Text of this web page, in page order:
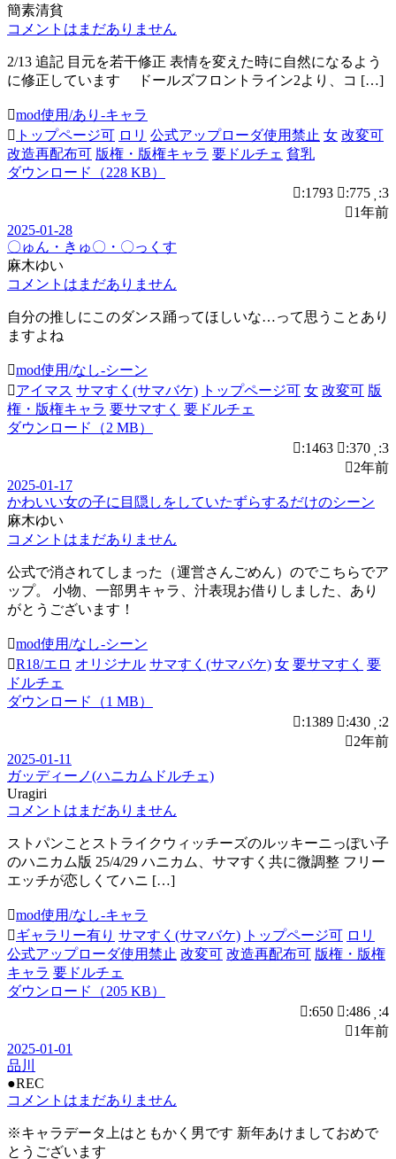
簡素清貧
コメントはまだありません
2/13 追記 目元を若干修正 表情を変えた時に自然になるよう
に修正しています ドールズフロントライン2より、コ […]
mod使用/あり-キャラ
トップページ可 ロリ 公式アップローダ使用禁止 女 改変可
改造再配布可 版権・版権キャラ 要ドルチェ 貧乳
ダウンロード（228 KB）
:1793
:775 :3
1年前
2025-01-28
〇ゅん・きゅ〇・〇っくす
麻木ゆい
コメントはまだありません
自分の推しにこのダンス踊ってほしいな…って思うことあり
ますよね
mod使用/なし-シーン
アイマス サマすく(サマバケ) トップページ可 女 改変可 版
権・版権キャラ 要サマすく 要ドルチェ
ダウンロード（2 MB）
:1463
:370 :3
2年前
2025-01-17
かわいい女の子に目隠しをしていたずらするだけのシーン
麻木ゆい
コメントはまだありません
公式で消されてしまった（運営さんごめん）のでこちらでア
ップ。 小物、一部男キャラ、汁表現お借りしました、あり
がとうございます！
mod使用/なし-シーン
R18/エロ オリジナル サマすく(サマバケ) 女 要サマすく 要
ドルチェ
ダウンロード（1 MB）
:1389
:430 :2
2年前
2025-01-11
ガッディーノ(ハニカムドルチェ)
Uragiri
コメントはまだありません
ストパンことストライクウィッチーズのルッキーニっぽい子
のハニカム版 25/4/29 ハニカム、サマすく共に微調整 フリー
エッチが恋しくてハニ […]
mod使用/なし-キャラ
ギャラリー有り サマすく(サマバケ) トップページ可 ロリ
公式アップローダ使用禁止 改変可 改造再配布可 版権・版権
キャラ 要ドルチェ
ダウンロード（205 KB）
:650
:486 :4
1年前
2025-01-01
品川
●REC
コメントはまだありません
※キャラデータ上はともかく男です 新年あけましておめで
とうございます